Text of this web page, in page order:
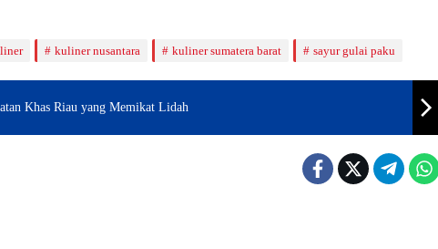
kuliner nusantara kuliner sumatera barat sayur gulai paku
Khas Riau yang Memikat Lidah